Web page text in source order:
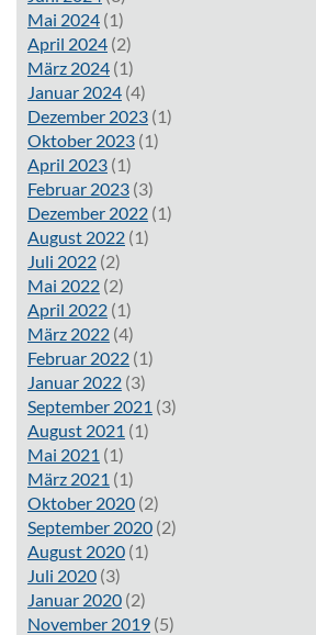
Mai 2024 (1)
April 2024 (2)
März 2024 (1)
Januar 2024 (4)
Dezember 2023 (1)
Oktober 2023 (1)
April 2023 (1)
Februar 2023 (3)
Dezember 2022 (1)
August 2022 (1)
Juli 2022 (2)
Mai 2022 (2)
April 2022 (1)
März 2022 (4)
Februar 2022 (1)
Januar 2022 (3)
September 2021 (3)
August 2021 (1)
Mai 2021 (1)
März 2021 (1)
Oktober 2020 (2)
September 2020 (2)
August 2020 (1)
Juli 2020 (3)
Januar 2020 (2)
November 2019 (5)